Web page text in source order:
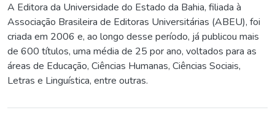
A Editora da Universidade do Estado da Bahia, filiada à
Associação Brasileira de Editoras Universitárias (ABEU), foi
criada em 2006 e, ao longo desse período, já publicou mais
de 600 títulos, uma média de 25 por ano, voltados para as
áreas de Educação, Ciências Humanas, Ciências Sociais,
Letras e Linguística, entre outras.